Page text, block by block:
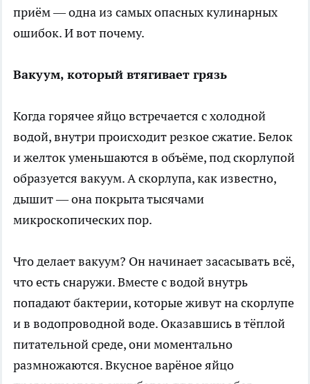
приём — одна из самых опасных кулинарных
ошибок. И вот почему.
Вакуум, который втягивает грязь
Когда горячее яйцо встречается с холодной
водой, внутри происходит резкое сжатие. Белок
и желток уменьшаются в объёме, под скорлупой
образуется вакуум. А скорлупа, как известно,
дышит — она покрыта тысячами
микроскопических пор.
Что делает вакуум? Он начинает засасывать всё,
что есть снаружи. Вместе с водой внутрь
попадают бактерии, которые живут на скорлупе
и в водопроводной воде. Оказавшись в тёплой
питательной среде, они моментально
размножаются. Вкусное варёное яйцо